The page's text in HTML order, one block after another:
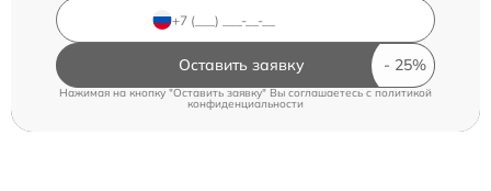
Оставить заявку
Нажимая на кнопку "Оставить заявку" Вы соглашаетесь c политикой
конфиденциальности